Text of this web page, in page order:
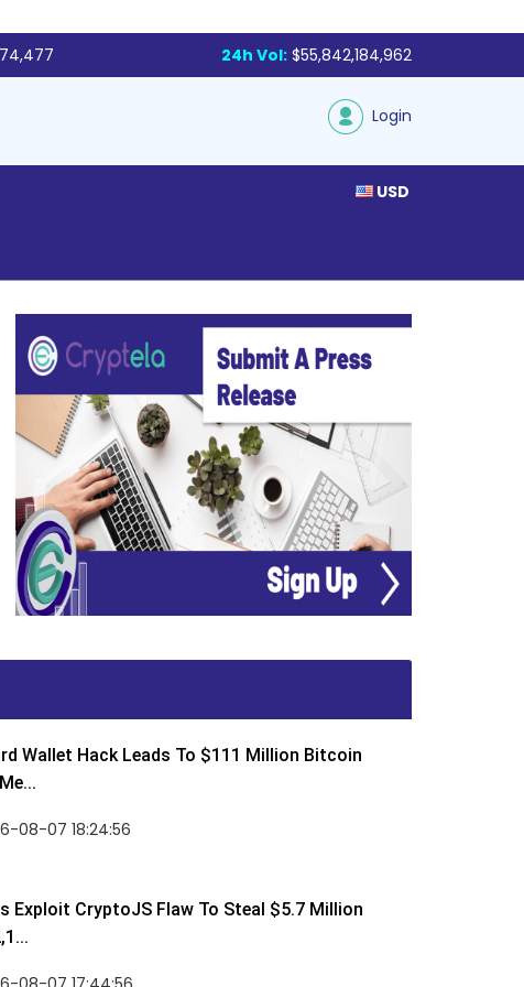
24h Vol: $55,842,184,962
Login
USD
Wallet Hack Leads To $111 Million Bitcoin
08-07 18:24:56
Exploit CryptoJS Flaw To Steal $5.7 Million